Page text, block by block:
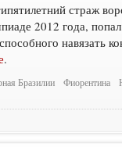
страж
2012 года,
навязать
.
Бразилии Фиорентина